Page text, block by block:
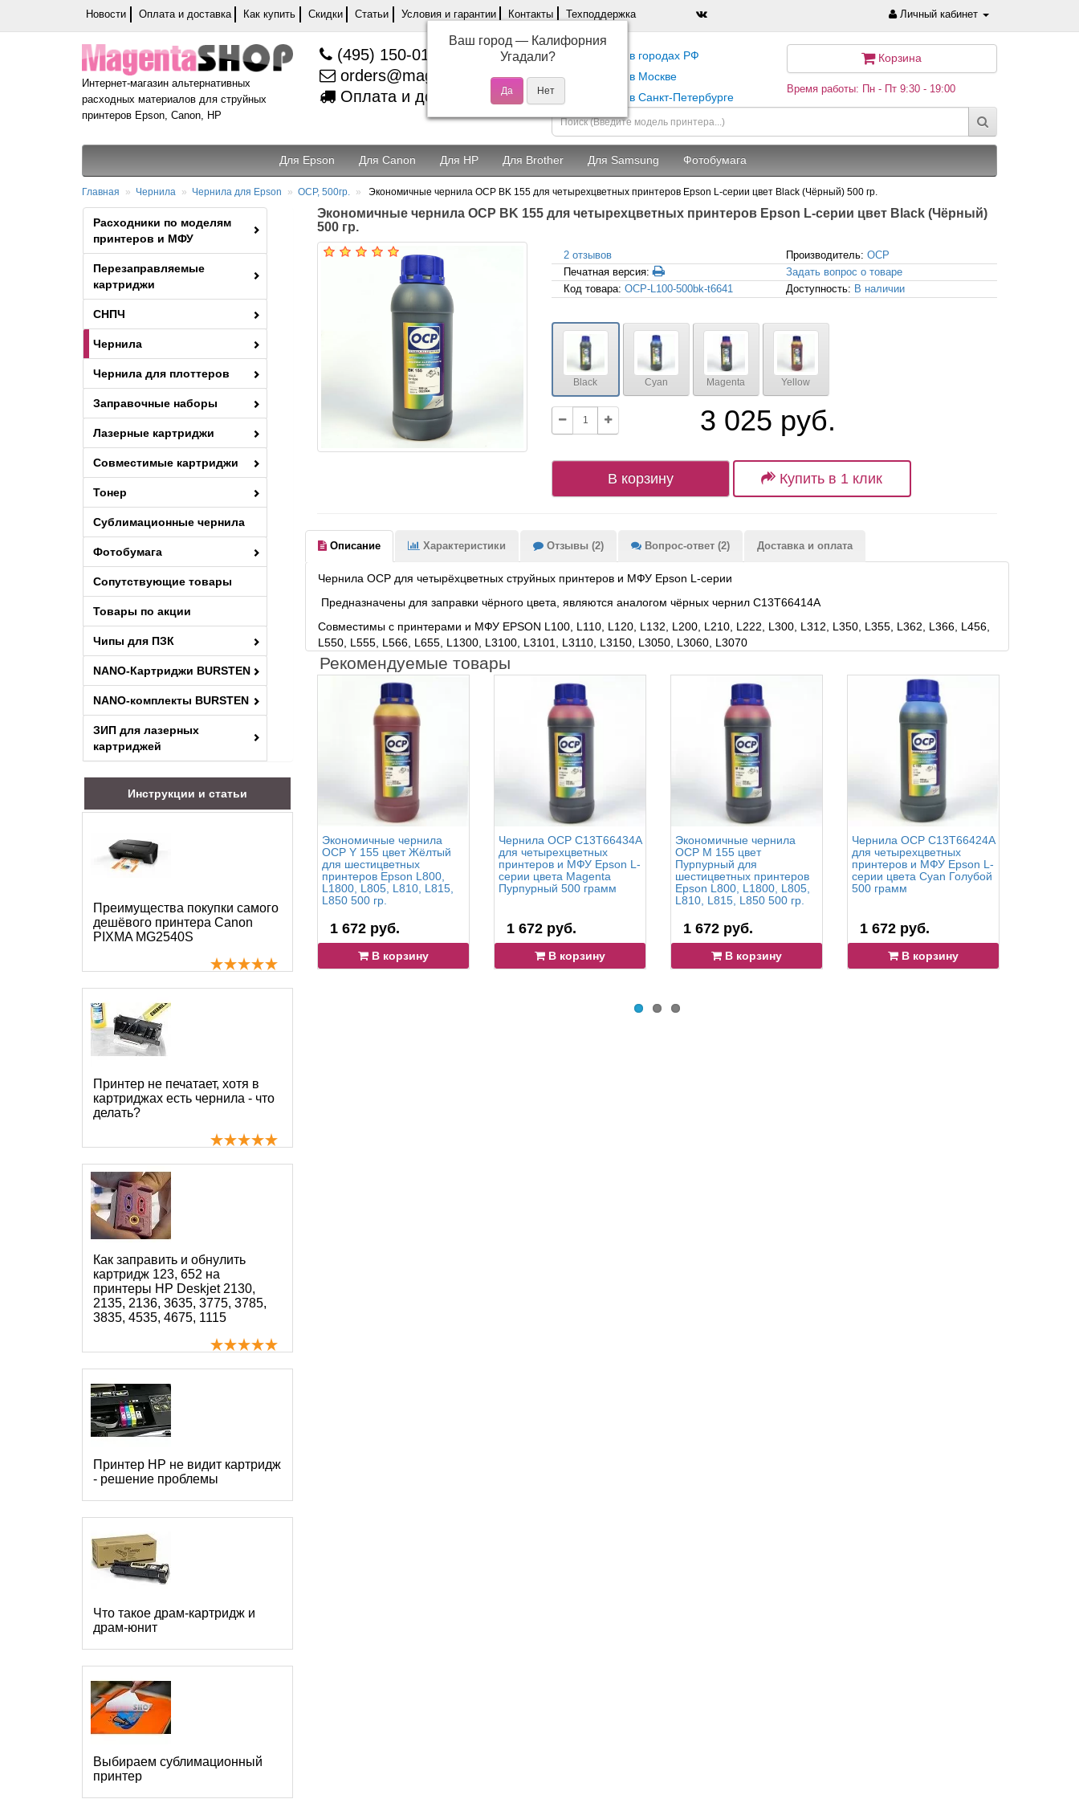
Новости Оплата и доставка Как купить Скидки Статьи Условия и гарантии Контакты Техподдержка Личный кабинет
Интернет-магазин альтернативных
расходных материалов для струйных
принтеров Epson, Canon, HP
(495) 150-01-37
orders@magentashop.ru
Оплата и доставка
Самовывоз в городах РФ
Самовывоз в Москве
Самовывоз в Санкт-Петербурге
Корзина
Время работы: Пн - Пт 9:30 - 19:00
Для Epson Для Canon Для HP Для Brother Для Samsung Фотобумага
Главная Чернила Чернила для Epson OCP, 500гр. Экономичные чернила OCP BK 155 для четырехцветных принтеров Epson L-серии цвет Black (Чёрный) 500 гр.
Расходники по моделям
принтеров и МФУ
Перезаправляемые
картриджи
СНПЧ
Чернила
Чернила для плоттеров
Заправочные наборы
Лазерные картриджи
Совместимые картриджи
Тонер
Сублимационные чернила
Фотобумага
Сопутствующие товары
Товары по акции
Чипы для ПЗК
NANO-Картриджи BURSTEN
NANO-комплекты BURSTEN
ЗИП для лазерных
картриджей
Инструкции и статьи
Преимущества покупки самого
дешёвого принтера Canon
PIXMA MG2540S
Принтер не печатает, хотя в
картриджах есть чернила - что
делать?
Как заправить и обнулить
картридж 123, 652 на
принтеры HP Deskjet 2130,
2135, 2136, 3635, 3775, 3785,
3835, 4535, 4675, 1115
Принтер HP не видит картридж
- решение проблемы
Что такое драм-картридж и
драм-юнит
Выбираем сублимационный
принтер
Экономичные чернила OCP BK 155 для четырехцветных принтеров Epson L-серии цвет Black (Чёрный)
500 гр.
2 отзывов Производитель:OCP
Печатная версия:
Задать вопрос о товаре
Код товара: OCP-L100-500bk-t6641 Доступность: В наличии
Black Cyan Magenta Yellow
3 025 руб.
В корзину Купить в 1 клик
Описание Характеристики Отзывы (2) Вопрос-ответ (2) Доставка и оплата
Чернила OCP для четырёхцветных струйных принтеров и МФУ Epson L-серии
Предназначены для заправки чёрного цвета, являются аналогом чёрных чернил C13T66414A
Совместимы с принтерами и МФУ EPSON L100, L110, L120, L132, L200, L210, L222, L300, L312, L350, L355, L362, L366, L456,
L550, L555, L566, L655, L1300, L3100, L3101, L3110, L3150, L3050, L3060, L3070
Рекомендуемые товары
Экономичные чернила
OCP Y 155 цвет Жёлтый
для шестицветных
принтеров Epson L800,
L1800, L805, L810, L815,
L850 500 гр.
1 672 руб.
В корзину
Чернила OCP C13T66434A
для четырехцветных
принтеров и МФУ Epson L-
серии цвета Magenta
Пурпурный 500 грамм
1 672 руб.
В корзину
Экономичные чернила
OCP M 155 цвет
Пурпурный для
шестицветных принтеров
Epson L800, L1800, L805,
L810, L815, L850 500 гр.
1 672 руб.
В корзину
Чернила OCP C13T66424A
для четырехцветных
принтеров и МФУ Epson L-
серии цвета Cyan Голубой
500 грамм
1 672 руб.
В корзину
Ваш город — Калифорния
Угадали?